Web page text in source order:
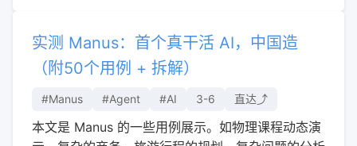
实测 Manus：首个真干活 AI，中国造
（附50个用例 + 拆解）
#Manus #Agent #AI 3-6 直达⤴︎
本文是 Manus 的一些用例展示。如物理课程动态演